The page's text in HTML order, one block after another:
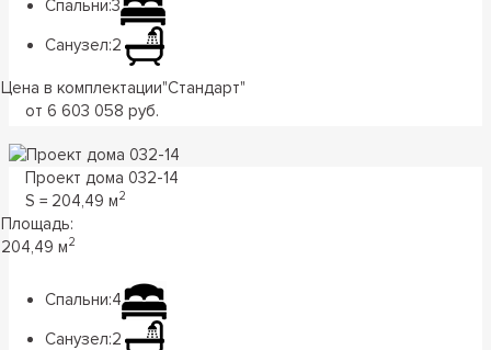
Спальни:3
Санузел:2
Цена в комплектации"Стандарт"
от 6 603 058 руб.
Проект дома 032-14
S = 204,49 м2
Площадь:
204,49 м2
Спальни:4
Санузел:2